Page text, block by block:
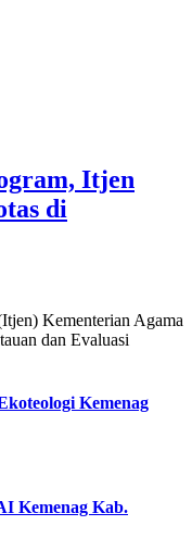
Itjen
di
Kementerian Agama
dan Evaluasi
Kemenag
Kemenag Kab.